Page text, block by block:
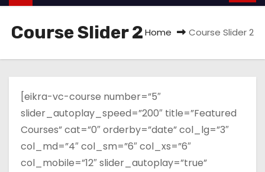
Course Slider 2Home Course Slider 2
[eikra-vc-course number=”5″
slider_autoplay_speed=”200″ title=”Featured
Courses” cat=”0″ orderby=”date” col_lg=”3″
col_md=”4″ col_sm=”6″ col_xs=”6″
col_mobile=”12″ slider_autoplay=”true”